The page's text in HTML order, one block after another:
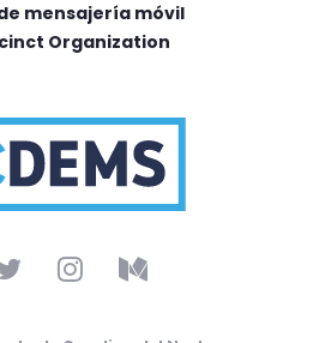
mensajería móvil
Organization